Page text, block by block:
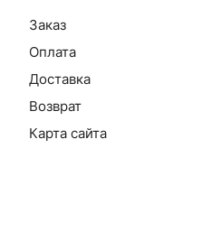
Заказ
Оплата
Доставка
Возврат
Карта сайта